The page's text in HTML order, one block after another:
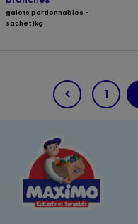
galets portionnables -
sachet 1kg
1